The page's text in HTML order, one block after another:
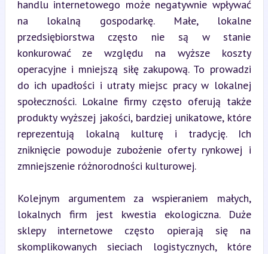
handlu internetowego może negatywnie wpływać
na lokalną gospodarkę. Małe, lokalne
przedsiębiorstwa często nie są w stanie
konkurować ze względu na wyższe koszty
operacyjne i mniejszą siłę zakupową. To prowadzi
do ich upadłości i utraty miejsc pracy w lokalnej
społeczności. Lokalne firmy często oferują także
produkty wyższej jakości, bardziej unikatowe, które
reprezentują lokalną kulturę i tradycję. Ich
zniknięcie powoduje zubożenie oferty rynkowej i
zmniejszenie różnorodności kulturowej.
Kolejnym argumentem za wspieraniem małych,
lokalnych firm jest kwestia ekologiczna. Duże
sklepy internetowe często opierają się na
skomplikowanych sieciach logistycznych, które